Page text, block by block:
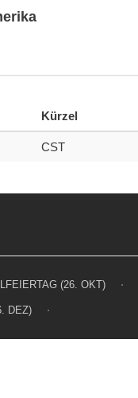
Kürzel
CST
(26. OKT) ⋅
DEZ) ⋅